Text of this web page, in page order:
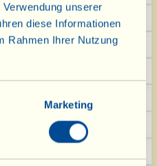
unserer
diese Informationen
Rahmen Ihrer Nutzung
Marketing
ausgelegten